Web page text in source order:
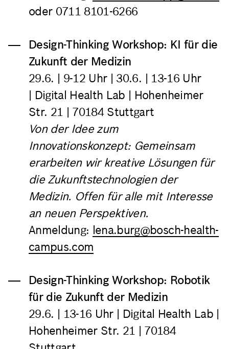
oder 0711 8101-6266
Design-Thinking Workshop: KI für die
Zukunft der Medizin
29.6. | 9-12 Uhr | 30.6. | 13-16 Uhr
| Digital Health Lab | Hohenheimer
Str. 21 | 70184 Stuttgart
Von der Idee zum
Innovationskonzept: Gemeinsam
erarbeiten wir kreative Lösungen für
die Zukunftstechnologien der
Medizin. Offen für alle mit Interesse
an neuen Perspektiven.
Anmeldung: lena.burg@bosch-health-
campus.com
Design-Thinking Workshop: Robotik
für die Zukunft der Medizin
29.6. | 13-16 Uhr | Digital Health Lab |
Hohenheimer Str. 21 | 70184